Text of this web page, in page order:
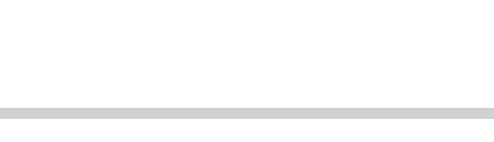
Footer